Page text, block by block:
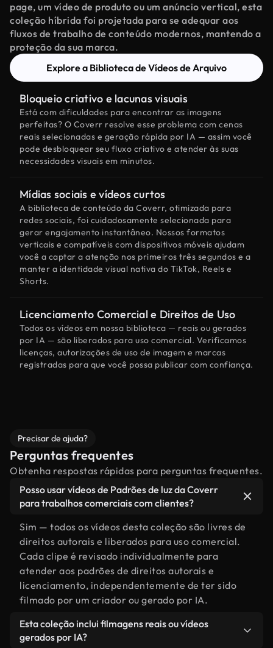
page, um vídeo de produto ou um anúncio vertical, esta
coleção híbrida foi projetada para se adequar aos
fluxos de trabalho de conteúdo modernos, mantendo a
proteção da sua marca.
Explore a Biblioteca de Vídeos de Arquivo
Bloqueio criativo e lacunas visuais
Está com dificuldades para encontrar as imagens
perfeitas? O Coverr resolve esse problema com cenas
reais selecionadas e geração rápida por IA — assim você
pode desbloquear seu fluxo criativo e atender às suas
necessidades visuais em minutos.
Mídias sociais e vídeos curtos
A biblioteca de conteúdo da Coverr, otimizada para
redes sociais, foi cuidadosamente selecionada para
gerar engajamento instantâneo. Nossos formatos
verticais e compatíveis com dispositivos móveis ajudam
você a captar a atenção nos primeiros três segundos e a
manter a identidade visual nativa do TikTok, Reels e
Shorts.
Licenciamento Comercial e Direitos de Uso
Todos os vídeos em nossa biblioteca — reais ou gerados
por IA — são liberados para uso comercial. Verificamos
licenças, autorizações de uso de imagem e marcas
registradas para que você possa publicar com confiança.
Precisar de ajuda?
Perguntas frequentes
Obtenha respostas rápidas para perguntas frequentes.
Posso usar vídeos de Padrões de luz da Coverr
para trabalhos comerciais com clientes?
Sim — todos os vídeos desta coleção são livres de
direitos autorais e liberados para uso comercial.
Cada clipe é revisado individualmente para
atender aos padrões de direitos autorais e
licenciamento, independentemente de ter sido
filmado por um criador ou gerado por IA.
Esta coleção inclui filmagens reais ou vídeos
gerados por IA?